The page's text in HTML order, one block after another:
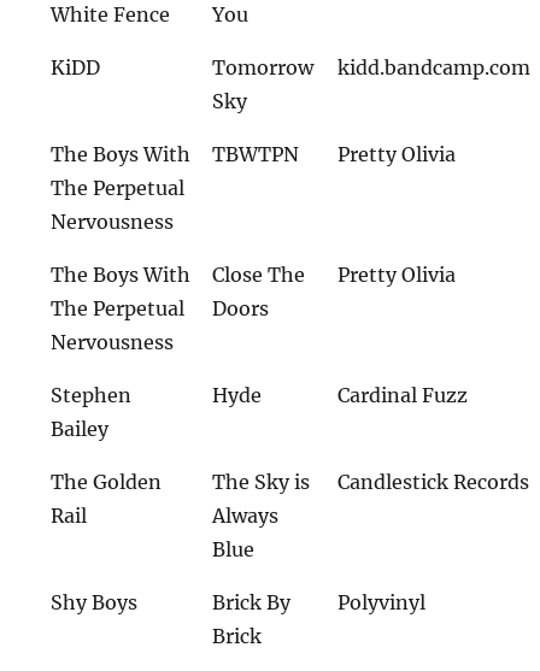
White Fence
You
KiDD
Tomorrow
Sky
kidd.bandcamp.com
The Boys With
The Perpetual
Nervousness
TBWTPN Pretty Olivia
The Boys With
The Perpetual
Nervousness
Close The
Doors
Pretty Olivia
Stephen
Bailey
Hyde Cardinal Fuzz
The Golden
Rail
The Sky is
Always
Blue
Candlestick Records
Shy Boys
Brick By
Brick
Polyvinyl